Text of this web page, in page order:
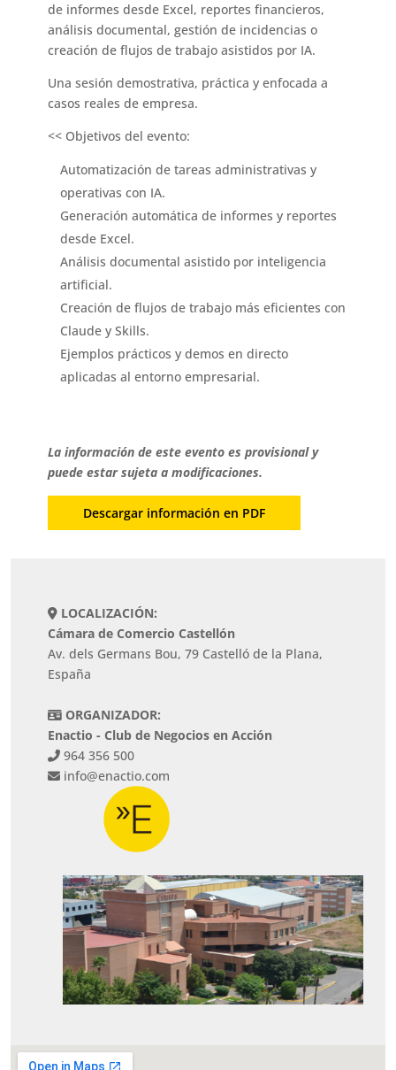
de informes desde Excel, reportes financieros,
análisis documental, gestión de incidencias o
creación de flujos de trabajo asistidos por IA.
Una sesión demostrativa, práctica y enfocada a
casos reales de empresa.
<< Objetivos del evento:
Automatización de tareas administrativas y
operativas con IA.
Generación automática de informes y reportes
desde Excel.
Análisis documental asistido por inteligencia
artificial.
Creación de flujos de trabajo más eficientes con
Claude y Skills.
Ejemplos prácticos y demos en directo
aplicadas al entorno empresarial.
La información de este evento es provisional y
puede estar sujeta a modificaciones.
Descargar información en PDF
LOCALIZACIÓN:
Cámara de Comercio Castellón
Av. dels Germans Bou, 79 Castelló de la Plana,
España
ORGANIZADOR:
Enactio - Club de Negocios en Acción
964 356 500
info@enactio.com